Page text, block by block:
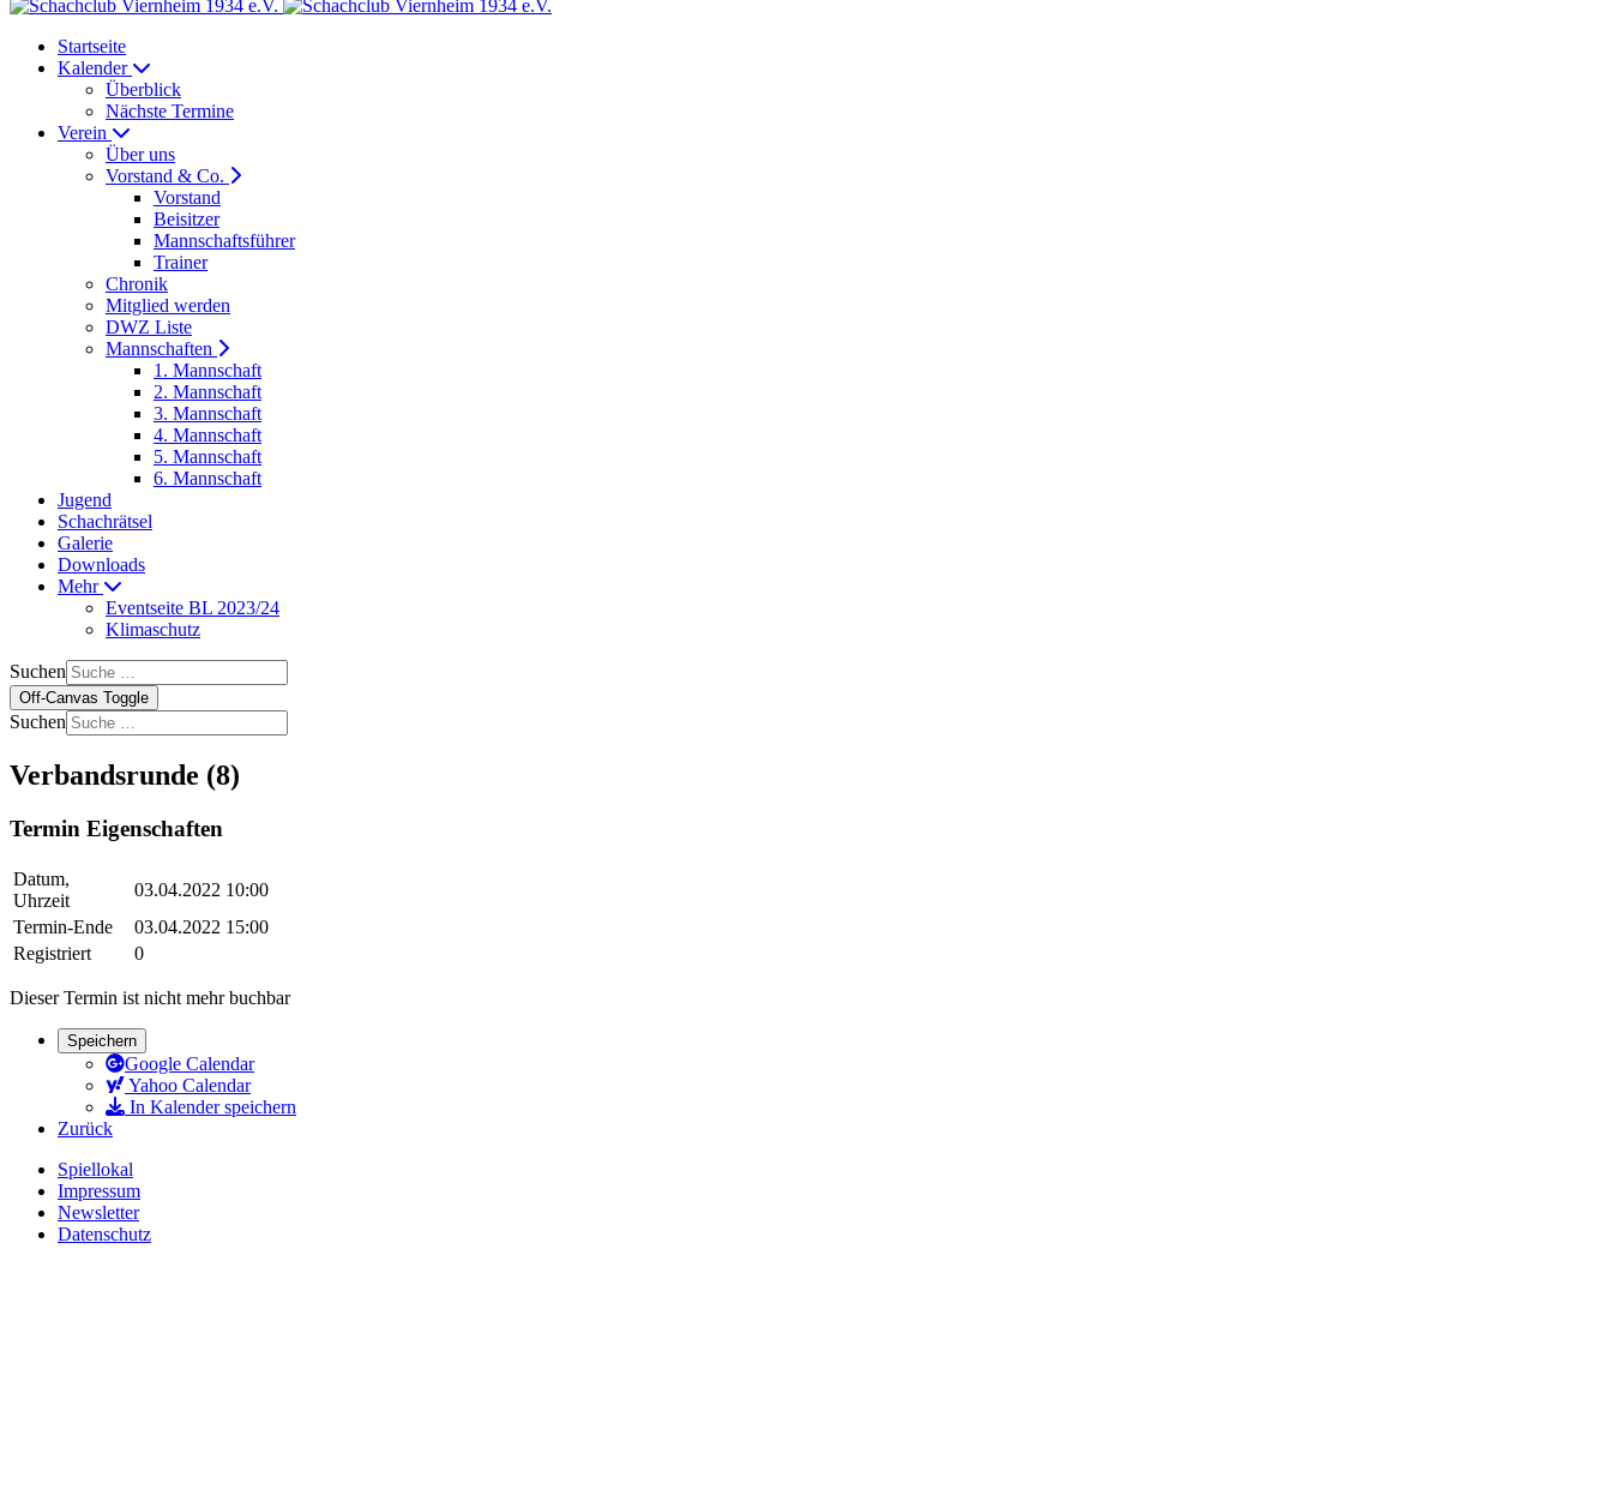
Startseite
Kalender
Überblick
Nächste Termine
Verein
Über uns
Vorstand & Co.
Vorstand
Beisitzer
Mannschaftsführer
Trainer
Chronik
Mitglied werden
DWZ Liste
Mannschaften
1. Mannschaft
2. Mannschaft
3. Mannschaft
4. Mannschaft
5. Mannschaft
6. Mannschaft
Jugend
Schachrätsel
Galerie
Downloads
Mehr
Eventseite BL 2023/24
Klimaschutz
Suchen
Off-Canvas Toggle
Suchen
Verbandsrunde (8)
Termin Eigenschaften
Datum,
Uhrzeit
03.04.2022 10:00
Termin-Ende
03.04.2022 15:00
Registriert
0
Dieser Termin ist nicht mehr buchbar
Speichern
Google Calendar
Yahoo Calendar
In Kalender speichern
Zurück
Spiellokal
Impressum
Newsletter
Datenschutz